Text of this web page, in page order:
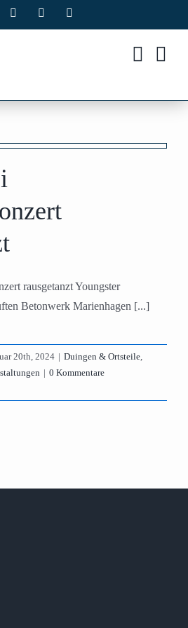
Instagram
rausgetanzt Youngster
Betonwerk Marienhagen [...]
20th, 2024 | Duingen & Ortsteile,
| 0 Kommentare